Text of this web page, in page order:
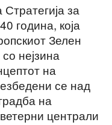
за
година, која
Зелен
нејзина
на
се над
на
централи